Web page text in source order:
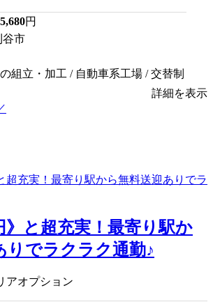
円
谷市
組立・加工 / 自動車系工場 / 交替制
詳細を表示
》と超充実！最寄り駅か
りでラクラク通勤♪
アオプション